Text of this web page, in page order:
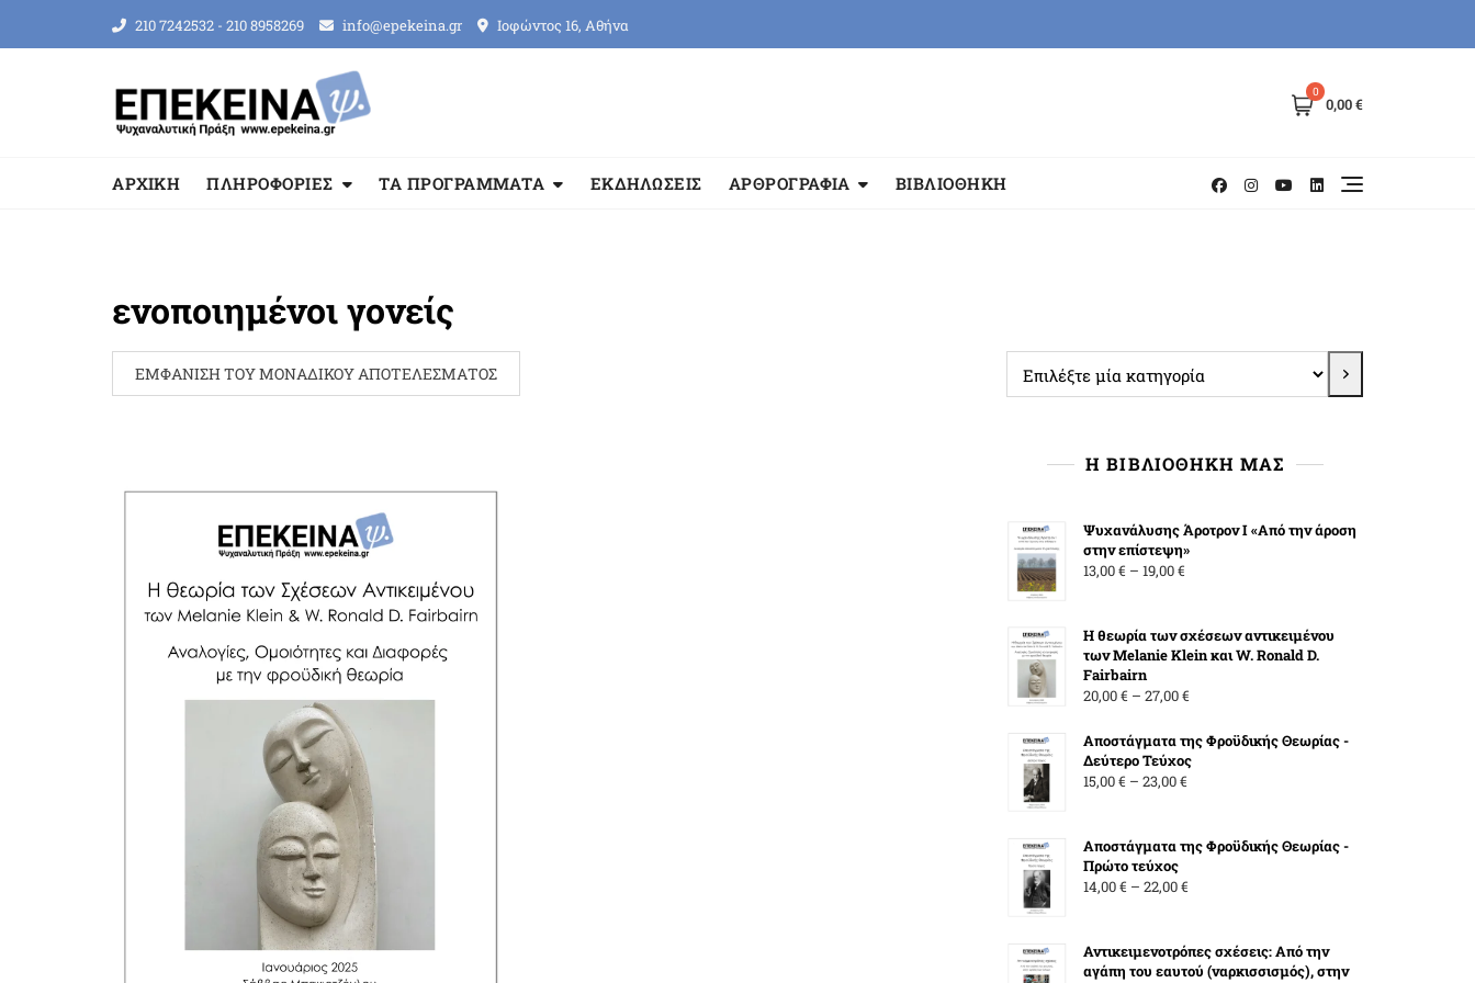
210 7242532 - 210 8958269 info@epekeina.gr Ιοφώντος 16, Αθήνα
0
0,00 €
ΑΡΧΙΚΗ ΠΛΗΡΟΦΟΡΙΕΣ ΤΑ ΠΡΟΓΡΑΜΜΑΤΑ ΕΚΔΗΛΩΣΕΙΣ ΑΡΘΡΟΓΡΑΦΙΑ ΒΙΒΛΙΟΘΗΚΗ
ενοποιημένοι γονείς
ΕΜΦΆΝΙΣΗ ΤΟΥ ΜΟΝΑΔΙΚΟΎ ΑΠΟΤΕΛΈΣΜΑΤΟΣ
Επιλέξτε
Η ΒΙΒΛΙΟΘΗΚΗ ΜΑΣ
Ψυχανάλυσης Άροτρον Ι «Από την άροση
στην επίστεψη»
13,00€ – 19,00€
through
19,00 €
Η θεωρία των σχέσεων αντικειμένου
των Melanie Klein και W. Ronald D.
Fairbairn
20,00€ – 27,00€
20,00 €
through
Αποστάγματα της Φροϋδικής Θεωρίας -
Δεύτερο Τεύχος
15,00€ – 23,00€
through
Αποστάγματα της Φροϋδικής Θεωρίας -
Πρώτο τεύχος
14,00€ – 22,00€
through
22,00 €
Αντικειμενοτρόπες σχέσεις: Από την
αγάπη του εαυτού (ναρκισσισμός), στην